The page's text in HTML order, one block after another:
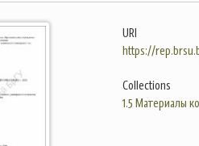
URI
https://
Collections
1.5 Материалы